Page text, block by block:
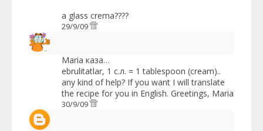
a glass crema????
29/9/09
Maria каза…
ebrulitatlar, 1 с.л. = 1 tablespoon (cream)..
any kind of help? If you want I will translate
the recipe for you in English. Greetings, Maria
30/9/09